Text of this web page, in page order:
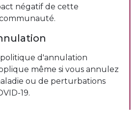
négatif de cette
d'annulation
même si vous annulez
ou de perturbations
19.